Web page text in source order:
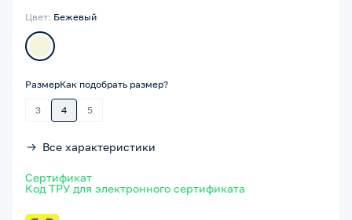
Цвет: Бежевый
РазмерКак подобрать размер?
3 4 5
Все характеристики
Сертификат
Код ТРУ для электронного сертификата